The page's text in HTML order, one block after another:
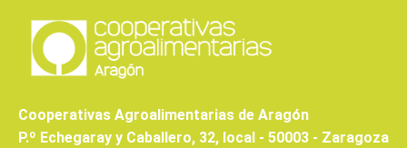
Cooperativas Agroalimentarias de Aragón
P.º Echegaray y Caballero, 32, local - 50003 - Zaragoza